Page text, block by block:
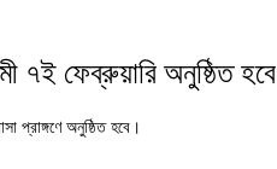
৭ই ফেব্রুয়ারি অনুষ্ঠিত হবে
প্রাঙ্গণে অনুষ্ঠিত হবে।